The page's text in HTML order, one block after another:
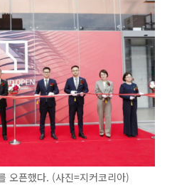
오픈했다. (사진=지커코리아)